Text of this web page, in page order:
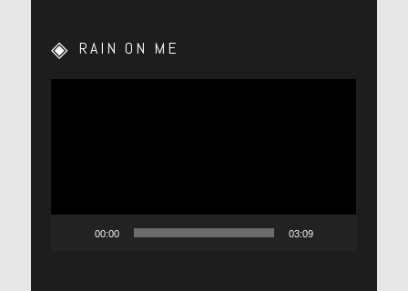
RAIN ON ME
00:00 03:09